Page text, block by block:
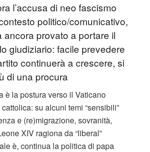
l’accusa di neo fascismo
politico/comunicativo,
ancora provato a portare il
giudiziario: facile prevedere
continuerà a crescere, si
di una procura
è la postura verso il Vaticano
su alcuni temi “sensibili”
e (re)migrazione, sovranità,
XIV ragiona da “liberal”
è, continua la politica di papa